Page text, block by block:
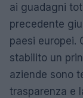
ai guadagni
precedente
paesi europei.
stabilito un
aziende sono
trasparenza e